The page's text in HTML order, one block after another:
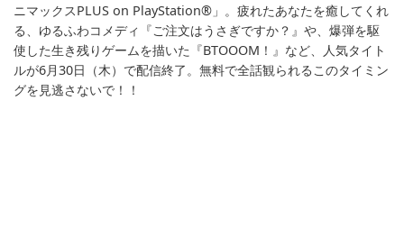
ニマックスPLUS on PlayStation®」。疲れたあなたを癒してくれ
る、ゆるふわコメディ『ご注文はうさぎですか？』や、爆弾を駆
使した生き残りゲームを描いた『BTOOOM！』など、人気タイト
ルが6月30日（木）で配信終了。無料で全話観られるこのタイミン
グを見逃さないで！！